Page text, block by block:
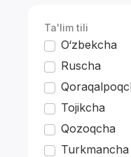
Ta'lim tili
O‘zbekcha
Ruscha
Tojikcha
Qozoqcha
Turkmancha